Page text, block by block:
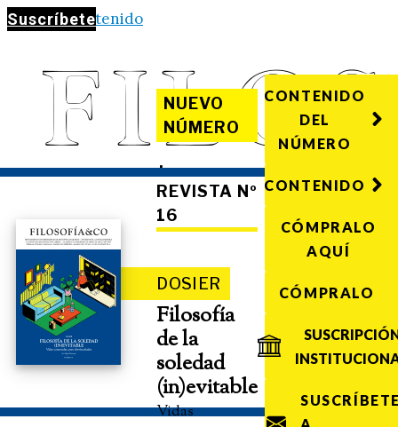
Suscríbete
Saltar al contenido
NUEVO
NÚMERO
·
REVISTA Nº
16
DOSIER
Filosofía
de la
soledad
(in)evitable
Vidas
CONTENIDO
DEL
NÚMERO
CONTENIDO
CÓMPRALO
AQUÍ
CÓMPRALO
A